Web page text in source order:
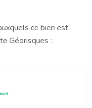
ce bien est
Géorisques :